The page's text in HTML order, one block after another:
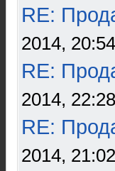
RE:
2014, 20:54
RE:
2014, 22:28
RE:
2014, 21:02